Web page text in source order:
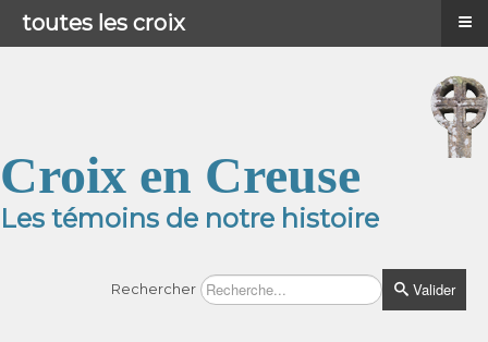
Croix en Creuse
Les témoins de notre histoire
Rechercher Valider
Menu ≡
toutes les croix ≡